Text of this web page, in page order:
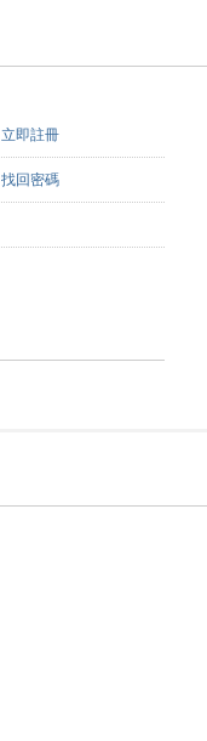
立即註冊
找回密碼